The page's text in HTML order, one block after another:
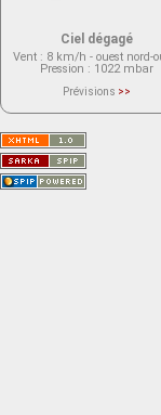
Ciel dégagé
Vent : 8 km/h - ouest nord-
Pression : 1022 mbar
Prévisions >>
actuellement aucune prévision
Saint-Nom.
Veuillez consulter le message
service ci-dessous.
(401 - Invalid API key. Please see
https://openweathermap.org/